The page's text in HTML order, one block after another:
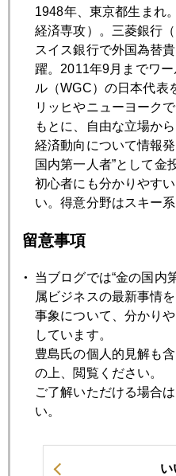
1月 2月 3月
7月 8月 9月
2007年06月29日
流動性の収縮。
2007年06月27日
2007年06月27日
下値模索。
2007年06月22日
巨大ファンドのＩＰＯ
スイス 金250トン売却計画
1948年、東京都生まれ
経済専攻）。三菱銀行
スイス銀行で外国為替
躍。2011年9月までワ
ル（WGC）の日本代表
リッヒやニューヨーク
もとに、自由な立場か
経済動向について情報
国内第一人者”として金
初心者にも分かりやす
い。得意分野はスキー
留意事項
当ブログでは“金の国内
属ビジネスの最新事情
事象について、分かり
しています。
豊島氏の個人的見解も
の上、閲覧ください。
ご了解いただける場合
い。
い